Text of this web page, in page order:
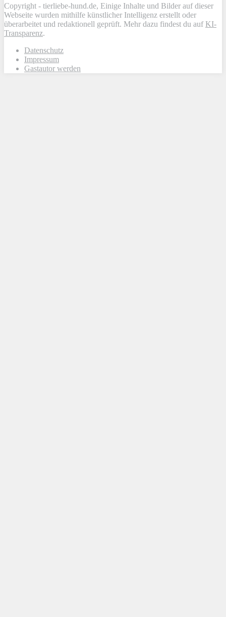
Copyright - tierliebe-hund.de, Einige Inhalte und Bilder auf dieser
Webseite wurden mithilfe künstlicher Intelligenz erstellt oder
überarbeitet und redaktionell geprüft. Mehr dazu findest du auf KI-
Transparenz.
Datenschutz
Impressum
Gastautor werden